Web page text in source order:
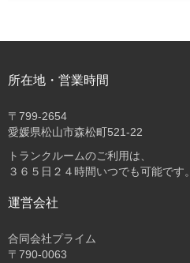
所在地・営業時間
〒 799-2654
愛媛県松山市森松町521-22
トランクルームのご利用は、
３６５日２４時間いつでも可能です。
運営会社
合同会社プライム
〒 790-0063